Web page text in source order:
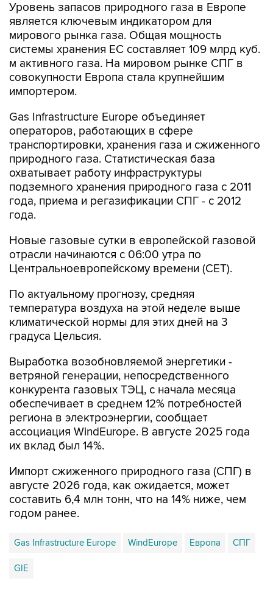
Уровень запасов природного газа в Европе
является ключевым индикатором для
мирового рынка газа. Общая мощность
системы хранения ЕС составляет 109 млрд куб.
м активного газа. На мировом рынке СПГ в
совокупности Европа стала крупнейшим
импортером.
Gas Infrastructure Europe объединяет
операторов, работающих в сфере
транспортировки, хранения газа и сжиженного
природного газа. Статистическая база
охватывает работу инфраструктуры
подземного хранения природного газа с 2011
года, приема и регазификации СПГ - с 2012
года.
Новые газовые сутки в европейской газовой
отрасли начинаются c 06:00 утра по
Центральноевропейскому времени (CET).
По актуальному прогнозу, средняя
температура воздуха на этой неделе выше
климатической нормы для этих дней на 3
градуса Цельсия.
Выработка возобновляемой энергетики -
ветряной генерации, непосредственного
конкурента газовых ТЭЦ, с начала месяца
обеспечивает в среднем 12% потребностей
региона в электроэнергии, сообщает
ассоциация WindEurope. В августе 2025 года
их вклад был 14%.
Импорт сжиженного природного газа (СПГ) в
августе 2026 года, как ожидается, может
составить 6,4 млн тонн, что на 14% ниже, чем
годом ранее.
Gas Infrastructure Europe WindEurope Европа СПГ
GIE